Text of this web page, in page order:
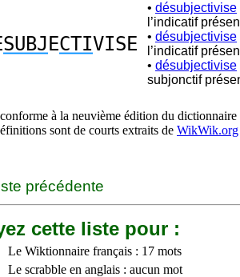
SUBJ ECTIVISE
• désubjectivise
l’indicatif
• désubjectivise
l’indicatif
• désubjectivise
subjonctif
à la neuvième édition du
sont de courts extraits de WikWik.org
précédente
cette liste pour :
Le Wiktionnaire français : 17 mots
Le scrabble en anglais : aucun mot